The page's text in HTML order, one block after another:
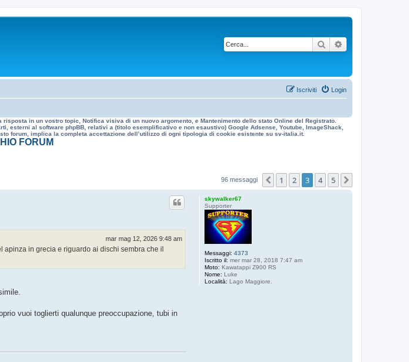
Cerca
Login
Iscriviti
in un vostro topic, Notifica visiva di un nuovo argomento, e Mantenimento dello stato Online del Registrato.
al software phpBB, relativi a (titolo esemplificativo e non esaustivo) Google Adsense, Youtube, ImageShack,
forum, implica la completa accettazione dell’utilizzo di ogni tipologia di cookie esistente su sv-italia.it.
FORUM
96 messaggi Precedente
1 2 3 4 5
skywalker67
Supporter
Messaggi: 4373
Iscritto il: mer mar 28, 2018 7:47 am
Moto: Kawatappi Z900 RS
Nome: Luke
Località: Lago Maggiore.
mar mag 12, 2026 9:48 am
in grecia e riguardo ai dischi sembra che il
vuoi toglierti qualunque preoccupazione, tubi in